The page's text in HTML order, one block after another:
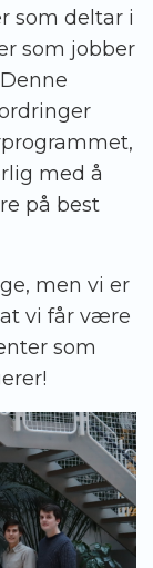
som deltar i
som jobber
med å
på best
men vi er
vi får være
som